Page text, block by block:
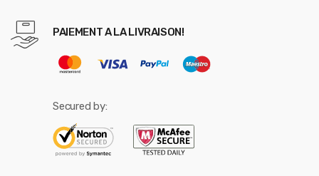
PAIEMENT A LA LIVRAISON!
Secured by: